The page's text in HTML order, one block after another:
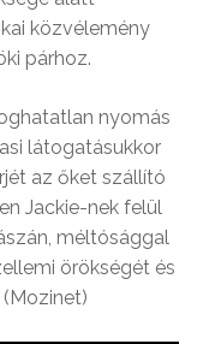
közvélemény
párhoz.
nyomás
látogatásukkor
az őket szállító
Jackie-nek felül
méltósággal
örökségét és